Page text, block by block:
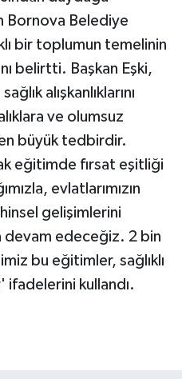
Bornova Belediye
bir toplumun temelinin
belirtti. Başkan Eşki,
alışkanlıklarını
ve olumsuz
en büyük tedbirdir.
eğitimde fırsat eşitliği
evlatlarımızın
gelişimlerini
devam edeceğiz. 2 bin
bu eğitimler, sağlıklı
ifadelerini kullandı.